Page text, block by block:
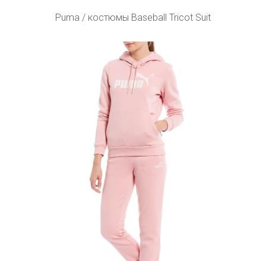
Puma / костюмы Baseball Tricot Suit